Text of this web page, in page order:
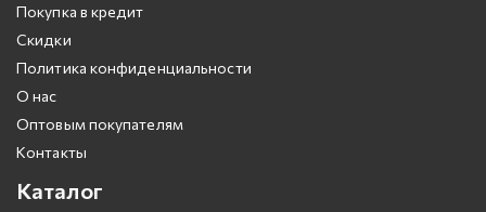
Покупка в кредит
Скидки
Политика конфиденциальности
О нас
Оптовым покупателям
Контакты
Каталог